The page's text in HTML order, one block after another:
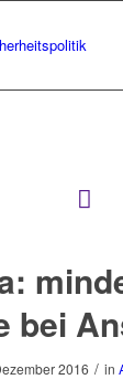
bei
2016 / in